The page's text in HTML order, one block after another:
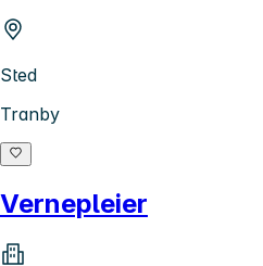
Sted
Tranby
Vernepleier